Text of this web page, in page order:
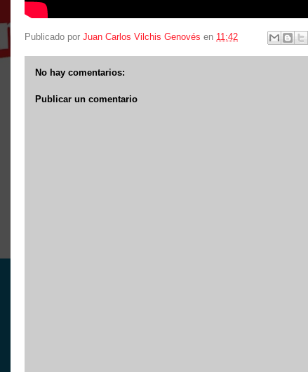
Publicado por Juan Carlos Vilchis Genovés en 11:42
No hay comentarios:
Publicar un comentario